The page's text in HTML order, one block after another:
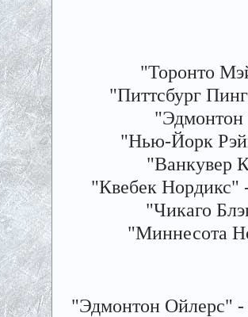
"Торонто
"Питтсбург
"Эдмонтон
"Нью-Йорк
"Ванкувер
"Квебек
"Чикаго
"Миннесота
"Эдмонтон Ойлерс"